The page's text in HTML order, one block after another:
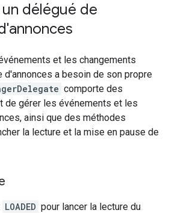
délégué de
et les changements
d'annonces a besoin de son propre
comporte des
de gérer les événements et les
ainsi que des méthodes
la lecture et la mise en pause de
LOADED pour lancer la lecture du